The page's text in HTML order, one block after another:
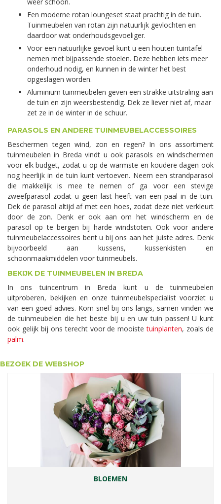
Een moderne rotan loungeset staat prachtig in de tuin.
Tuinmeubelen van rotan zijn natuurlijk gevlochten en
daardoor wat onderhoudsgevoeliger.
Voor een natuurlijke gevoel kunt u een houten tuintafel
nemen met bijpassende stoelen. Deze hebben iets meer
onderhoud nodig, en kunnen in de winter het best
opgeslagen worden.
Aluminium tuinmeubelen geven een strakke uitstraling aan
de tuin en zijn weersbestendig. Dek ze liever niet af, maar
zet ze in de winter in de schuur.
PARASOLS EN ANDERE TUINMEUBELACCESSOIRES
Beschermen tegen wind, zon en regen? In ons assortiment
tuinmeubelen in Breda vindt u ook parasols en windschermen
voor elk budget, zodat u op de warmste en koudere dagen ook
nog heerlijk in de tuin kunt vertoeven. Neem een strandparasol
die makkelijk is mee te nemen of ga voor een stevige
zweefparasol zodat u geen last heeft van een paal in de tuin.
Dek de parasol altijd af met een hoes, zodat deze niet verkleurt
door de zon. Denk er ook aan om het windscherm en de
parasol op te bergen bij harde windstoten. Ook voor andere
tuinmeubelaccessoires bent u bij ons aan het juiste adres. Denk
bijvoorbeeld aan kussens, kussenkisten en
schoonmaakmiddelen voor tuinmeubels.
BEKIJK DE TUINMEUBELEN IN BREDA
In ons tuincentrum in Breda kunt u de tuinmeubelen
uitproberen, bekijken en onze tuinmeubelspecialist voorziet u
van een goed advies. Kom snel bij ons langs, samen vinden we
de tuinmeubelen die het beste bij u en uw tuin passen! U kunt
ook gelijk bij ons terecht voor de mooistetuinplanten, zoals de
palm.
BEZOEK DE WEBSHOP
BLOEMEN